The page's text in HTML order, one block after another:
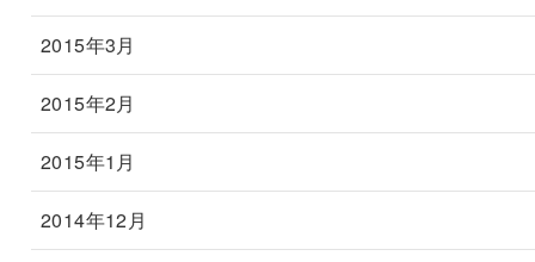
2015年3月
2015年2月
2015年1月
2014年12月